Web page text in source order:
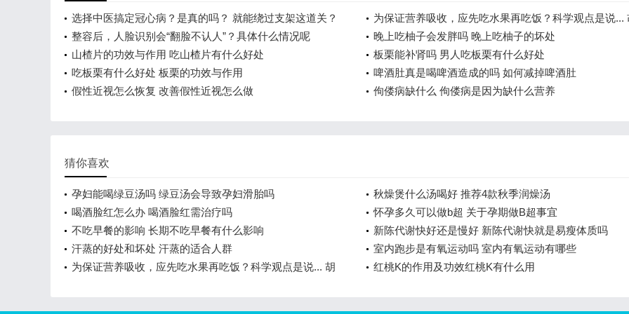
选择中医搞定冠心病？是真的吗？ 就能绕过支架这道关？
为保证营养吸收，应先吃水果再吃饭？科学观点是说...
言乱语！
整容后，人脸识别会“翻脸不认人”？具体什么情况呢
晚上吃柚子会发胖吗 晚上吃柚子的坏处
山楂片的功效与作用 吃山楂片有什么好处
板栗能补肾吗 男人吃板栗有什么好处
吃板栗有什么好处 板栗的功效与作用
啤酒肚真是喝啤酒造成的吗 如何减掉啤酒肚
假性近视怎么恢复 改善假性近视怎么做
佝偻病缺什么 佝偻病是因为缺什么营养
猜你喜欢
孕妇能喝绿豆汤吗 绿豆汤会导致孕妇滑胎吗
秋燥煲什么汤喝好 推荐4款秋季润燥汤
喝酒脸红怎么办 喝酒脸红需治疗吗
怀孕多久可以做b超 关于孕期做B超事宜
不吃早餐的影响 长期不吃早餐有什么影响
新陈代谢快好还是慢好 新陈代谢快就是易瘦体质吗
汗蒸的好处和坏处 汗蒸的适合人群
室内跑步是有氧运动吗 室内有氧运动有哪些
为保证营养吸收，应先吃水果再吃饭？科学观点是说... 胡
红桃K的作用及功效红桃K有什么用